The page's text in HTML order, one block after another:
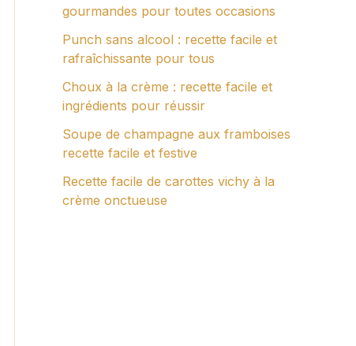
gourmandes pour toutes occasions
Punch sans alcool : recette facile et
rafraîchissante pour tous
Choux à la crème : recette facile et
ingrédients pour réussir
Soupe de champagne aux framboises
recette facile et festive
Recette facile de carottes vichy à la
crème onctueuse